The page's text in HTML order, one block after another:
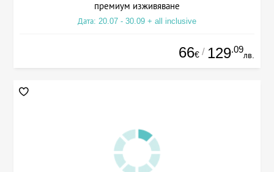
премиум изживяване
Дата: 20.07 - 30.09 + all inclusive
66€ / 129.09
лв.